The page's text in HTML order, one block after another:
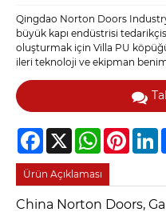
Qingdao Norton Doors
büyük kapı endüstrisi
oluşturmak için Villa PU
ileri teknoloji ve ekipman
Facebook
X WhatsApp
Ürün Açıklaması
China Norton Doors,